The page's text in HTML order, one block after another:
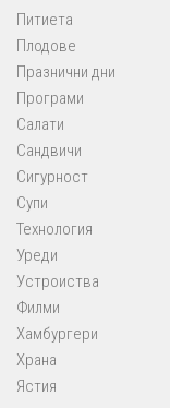
Питиета
Плодове
Празнични дни
Програми
Салати
Сандвичи
Сигурност
Супи
Технология
Уреди
Устроиства
Филми
Хамбургери
Храна
Ястия